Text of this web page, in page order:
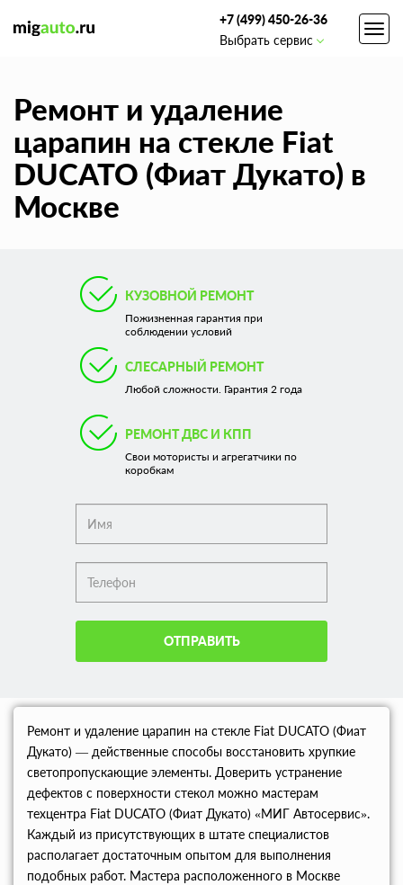
+7 (499) 450-26-36
Выбрать сервис
Ремонт и удаление
царапин на стекле Fiat
DUCATO (Фиат Дукато) в
Москве
КУЗОВНОЙ РЕМОНТ
Пожизненная гарантия при
соблюдении условий
СЛЕСАРНЫЙ РЕМОНТ
Любой сложности. Гарантия 2 года
РЕМОНТ ДВС И КПП
Свои мотористы и агрегатчики по
коробкам
ОТПРАВИТЬ
Ремонт и удаление царапин на стекле Fiat DUCATO (Фиат
Дукато) — действенные способы восстановить хрупкие
светопропускающие элементы. Доверить устранение
дефектов с поверхности стекол можно мастерам
техцентра Fiat DUCATO (Фиат Дукато) «МИГ Автосервис».
Каждый из присутствующих в штате специалистов
располагает достаточным опытом для выполнения
подобных работ. Мастера расположенного в Москве